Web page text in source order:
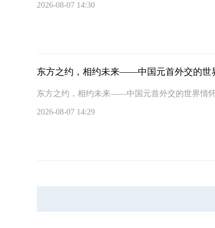
2026-08-07 14:30
东方之约，相约未来——中国元首外交的世
东方之约，相约未来——中国元首外交的世界情
2026-08-07 14:29